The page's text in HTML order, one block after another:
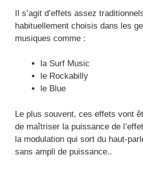
Il s’agit d’effets assez
habituellement choisis dans les
musiques comme :
la Surf Music
le Rockabilly
le Blue
Le plus souvent, ces effets vont
de maîtriser la puissance de
la modulation qui sort du haut-
sans ampli de puissance..